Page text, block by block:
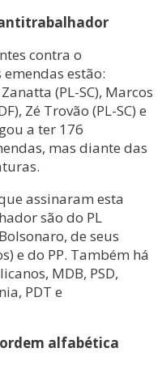
contra o
estão:
(PL-SC), Marcos
Zé Trovão (PL-SC) e
a ter 176
mas diante das
assinaram esta
são do PL
de seus
e do PP. Também há
MDB, PSD,
PDT e
alfabética